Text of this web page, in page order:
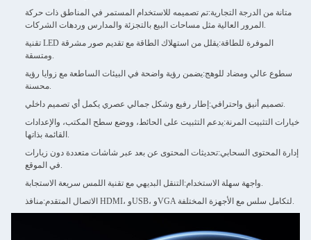
متانة من الدرجة التجارية:تم تصميمه للاستخدام المستمر في المناطق ذات حركة
تقنية LED الموفرة للطاقة:يقلل من استهلاك الطاقة مع تقديم صور مشرقة
سطوع عالي ومضاد للوهج:يضمن رؤية واضحة في البيئات الساطعة مع زوايا رؤية
تصميم أنيق واحترافي:
خيارات التثبيت المرنة:يدعم التثبيت على الحائط، ووضع سطح المكتب، والإعدادات
إدارة المحتوى السحابي:تحديثات المحتوى عن بعد عبر شاشات متعددة دون زيارات
واجهة سهلة الاستخدام:
الاتصال المتقدم: